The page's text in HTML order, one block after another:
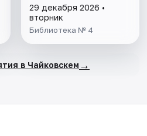
29 декабря 2026 •
вторник
Библиотека № 4
в Чайковскем →